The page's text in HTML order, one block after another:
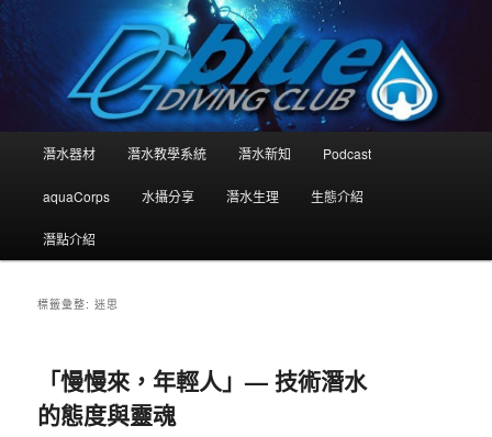
潛水器材 潛水教學系統 潛水新知 Podcast
aquaCorps 水攝分享 潛水生理 生態介紹
潛點介紹
標籤彙整:迷思
「慢慢來，年輕人」— 技術潛水
的態度與靈魂